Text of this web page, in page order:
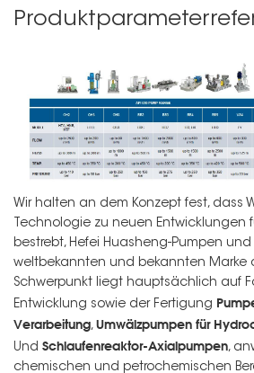
Wir halten an dem Konzept fest, dass
Technologie zu neuen Entwicklungen
bestrebt, Hefei Huasheng-Pumpen
weltbekannten und bekannten Marke
Schwerpunkt liegt hauptsächlich auf
Entwicklung sowie der Fertigung
Verarbeitung, Umwälzpumpen für
Und Schlaufenreaktor-Axialpumpen,
chemischen und petrochemischen